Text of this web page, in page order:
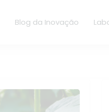
Blog da Inovação